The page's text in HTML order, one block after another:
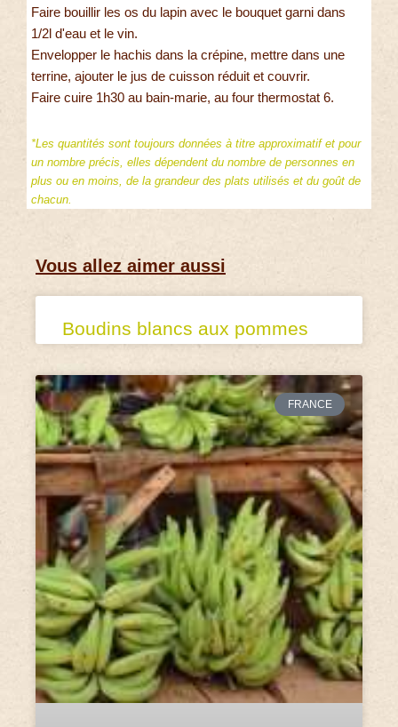
Faire bouillir les os du lapin avec le bouquet garni dans
1/2l d'eau et le vin.
Envelopper le hachis dans la crépine, mettre dans une
terrine, ajouter le jus de cuisson réduit et couvrir.
Faire cuire 1h30 au bain-marie, au four thermostat 6.
*Les quantités sont toujours données à titre approximatif et pour
un nombre précis, elles dépendent du nombre de personnes en
plus ou en moins, de la grandeur des plats utilisés et du goût de
chacun.
Vous allez aimer aussi
Boudins blancs aux pommes
FRANCE